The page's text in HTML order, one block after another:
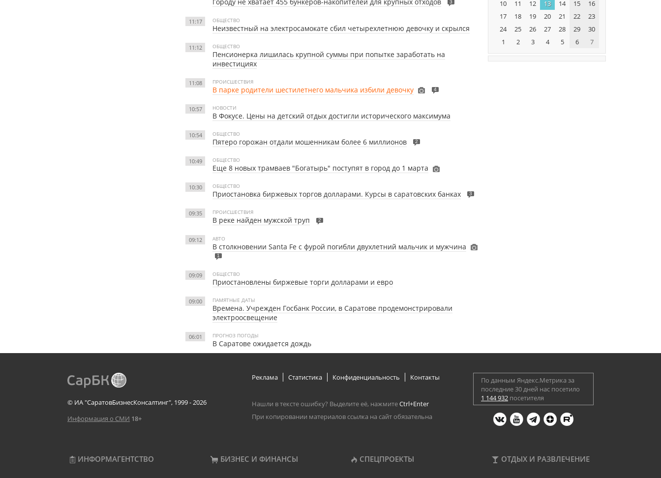
3
11:17 ОБЩЕСТВО
Неизвестный на электросамокате сбил четырехлетнюю девочку и скрылся
11:12 ОБЩЕСТВО
Пенсионерка лишилась крупной суммы при попытке заработать на
инвестициях
11:08 ПРОИСШЕСТВИЯ
В парке родители шестилетнего мальчика избили девочку 4
10:57 НОВОСТИ
В Фокусе. Цены на детский отдых достигли исторического максимума
10:54 ОБЩЕСТВО
Пятеро горожан отдали мошенникам более 6 миллионов 2
10:49 ОБЩЕСТВО
Еще 8 новых трамваев "Богатырь" поступят в город до 1 марта
10:30 ОБЩЕСТВО
Приостановка биржевых торгов долларами. Курсы в саратовских банках 3
09:35 ПРОИСШЕСТВИЯ
В реке найден мужской труп 2
09:12 АВТО
В столкновении Santa Fe с фурой погибли двухлетний мальчик и мужчина
1
09:09 ОБЩЕСТВО
Приостановлены биржевые торги долларами и евро
09:00 ПАМЯТНЫЕ ДАТЫ
Времена. Учрежден Госбанк России, в Саратове продемонстрировали
электроосвещение
06:01 ПРОГНОЗ ПОГОДЫ
В Саратове ожидается дождь
10
11 12 13 14 15
16
17
18 19 20 21 22
23
24
25 26 27 28 29
30
1
2 3 4 5 6 7
© ИА "СаратовБизнесКонсалтинг", 1999 - 2026
Информация о СМИ 18+
Реклама Статистика Конфиденциальность Контакты
Нашли в тексте ошибку? Выделите её, нажмитеCtrl+Enter
При копировании материалов ссылка на сайт обязательна
По данным Яндекс.Метрика за
последние 30 дней нас посетило
1 144 932 посетителя
ИНФОРМАГЕНТСТВО БИЗНЕС И ФИНАНСЫ СПЕЦПРОЕКТЫ ОТДЫХ И РАЗВЛЕЧЕНИЕ